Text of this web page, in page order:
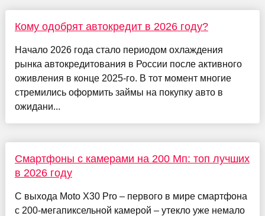
Кому одобрят автокредит в 2026 году?
Начало 2026 года стало периодом охлаждения
рынка автокредитования в России после активного
оживления в конце 2025-го. В тот момент многие
стремились оформить займы на покупку авто в
ожидани...
Смартфоны с камерами на 200 Мп: топ лучших
в 2026 году
С выхода Moto X30 Pro – первого в мире смартфона
с 200-мегапиксельной камерой – утекло уже немало